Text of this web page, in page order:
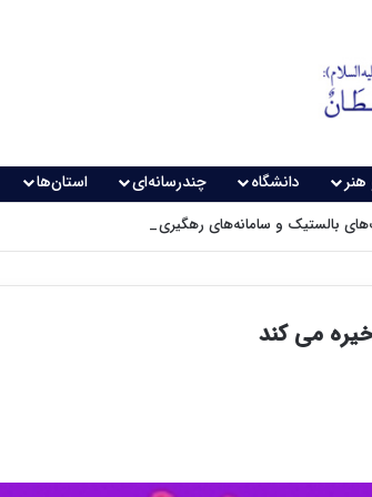
دانشگاه چندرسانه‌ای استان‌ها
بالستیک و سامانه‌های رهگیری پدافندی چگونه کار می کنند؟
می کند